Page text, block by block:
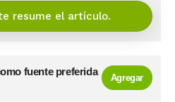
resume el artículo.
fuente preferida
Agregar